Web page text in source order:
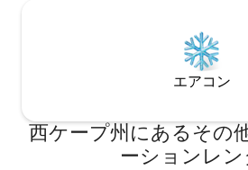
エアコン
西ケープ州にあるその
ーションレ